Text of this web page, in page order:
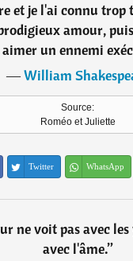
et je l'ai connu trop
amour,
aimer un ennemi
―William
Source:
Roméo et Juliette
Twitter WhatsApp
ne voit pas avec
avec l'âme.”